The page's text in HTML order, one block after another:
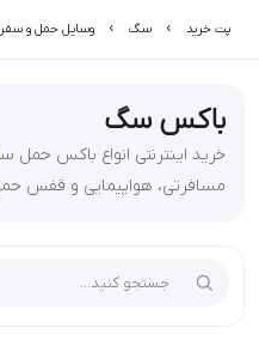
پت خرید سگ وسایل حمل و
باکس سگ
خرید اینترنتی انواع باکس
مسافرتی، هواپیمایی و قفس